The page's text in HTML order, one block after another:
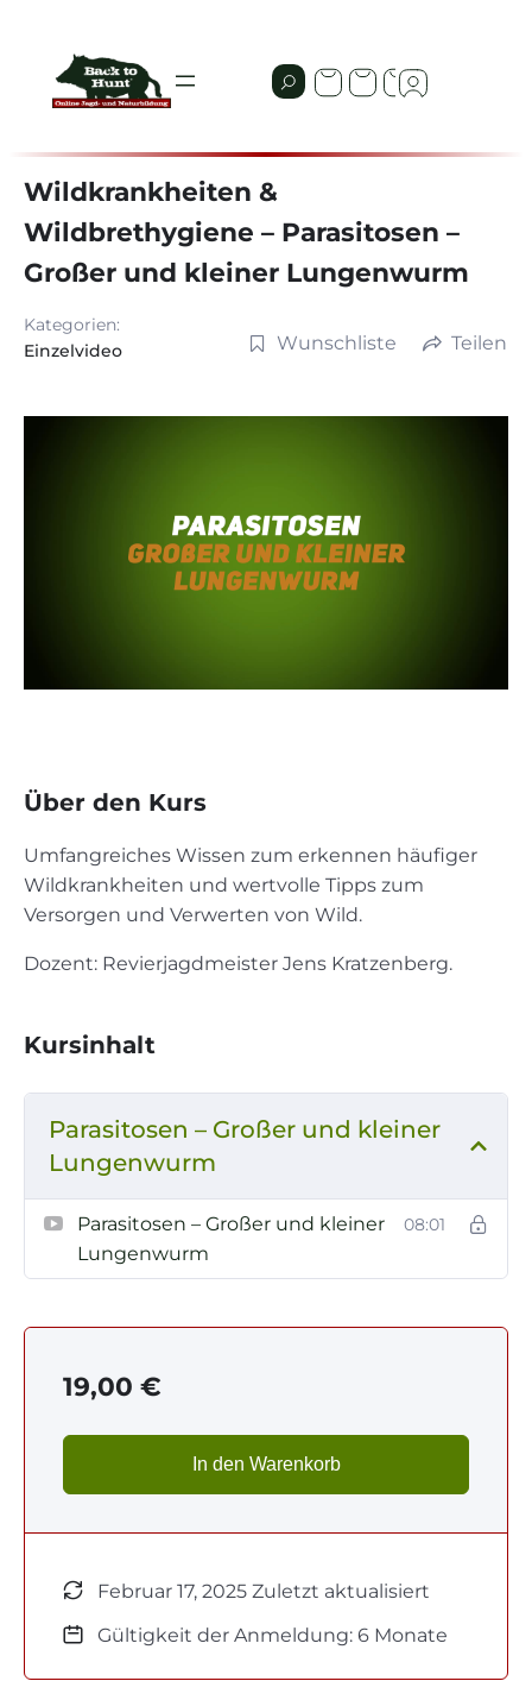
Wildkrankheiten &
Wildbrethygiene – Parasitosen –
Großer und kleiner Lungenwurm
Kategorien:
Einzelvideo
Wunschliste Teilen
Über den Kurs
Umfangreiches Wissen zum erkennen häufiger
Wildkrankheiten und wertvolle Tipps zum
Versorgen und Verwerten von Wild.
Dozent: Revierjagdmeister Jens Kratzenberg.
Kursinhalt
Parasitosen – Großer und kleiner
Lungenwurm
Parasitosen – Großer und kleiner
Lungenwurm
08:01
19,00 €
In den Warenkorb
Februar 17, 2025 Zuletzt aktualisiert
Gültigkeit der Anmeldung: 6 Monate